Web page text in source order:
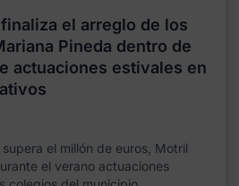
el arreglo de los
Pineda dentro de
actuaciones estivales en
el millón de euros, Motril
el verano actuaciones